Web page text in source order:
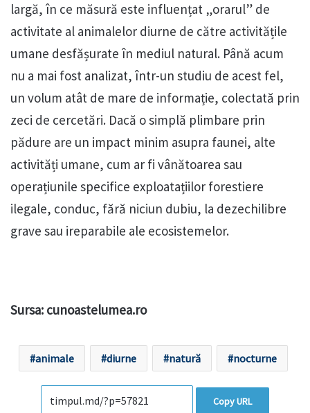
largă, în ce măsură este influențat „orarul” de
activitate al animalelor diurne de către activitățile
umane desfășurate în mediul natural. Până acum
nu a mai fost analizat, într-un studiu de acest fel,
un volum atât de mare de informație, colectată prin
zeci de cercetări. Dacă o simplă plimbare prin
pădure are un impact minim asupra faunei, alte
activități umane, cum ar fi vânătoarea sau
operațiunile specifice exploatațiilor forestiere
ilegale, conduc, fără niciun dubiu, la dezechilibre
grave sau ireparabile ale ecosistemelor.
Sursa: cunoastelumea.ro
animale diurne natură nocturne
Copy URL